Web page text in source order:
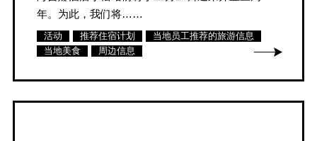
年。为此，我们将……
活动 推荐住宿计划
当地员工推荐的旅游信息
当地美食
周边信息